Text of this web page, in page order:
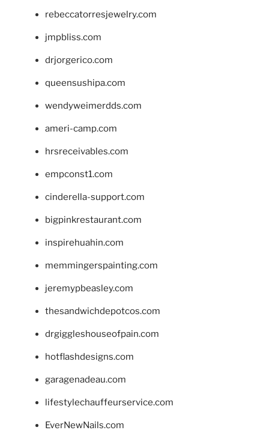
rebeccatorresjewelry.com
jmpbliss.com
drjorgerico.com
queensushipa.com
wendyweimerdds.com
ameri-camp.com
hrsreceivables.com
empconst1.com
cinderella-support.com
bigpinkrestaurant.com
inspirehuahin.com
memmingerspainting.com
jeremypbeasley.com
thesandwichdepotcos.com
drgiggleshouseofpain.com
hotflashdesigns.com
garagenadeau.com
lifestylechauffeurservice.com
EverNewNails.com